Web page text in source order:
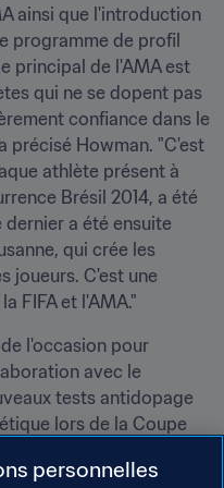
ainsi que l'introduction
programme de profil
principal de l'AMA est
qui ne se dopent pas
confiance dans le
précisé Howman. "C'est
athlète présent à
Brésil 2014, a été
a été ensuite
qui crée les
joueurs. C'est une
FIFA et l'AMA."
l'occasion pour
avec le
tests antidopage
lors de la Coupe
petit acide
personnelles